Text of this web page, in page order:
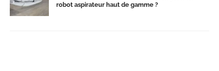
robot aspirateur haut de gamme ?